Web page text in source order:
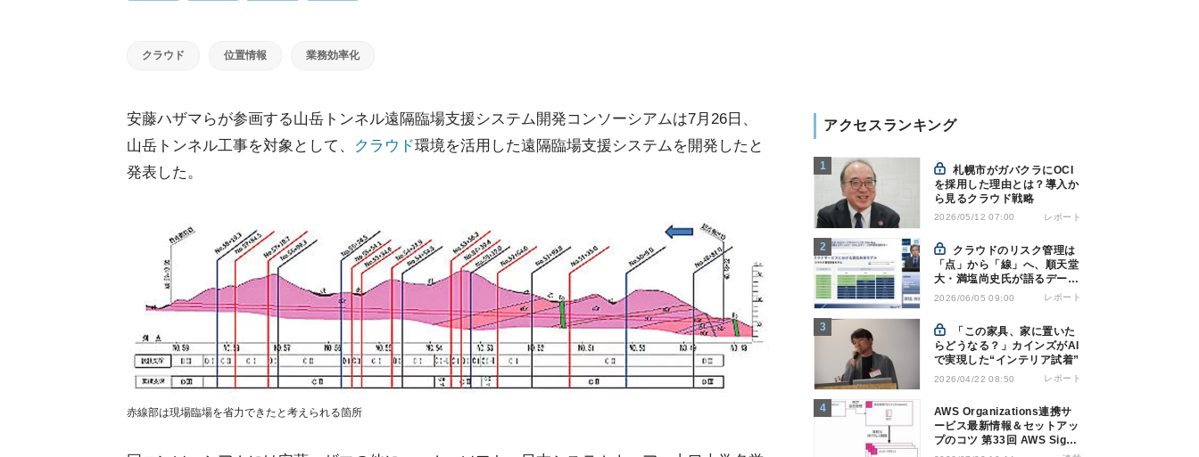
クラウド 位置情報 業務効率化
安藤ハザマらが参画する山岳トンネル遠隔臨場支援システム開発コンソーシアムは7月26日、
山岳トンネル工事を対象として、
クラウド環境を活用した遠隔臨場支援システムを開発したと
発表した。
赤線部は現場臨場を省力できたと考えられる箇所
アクセスランキング
札幌市がガバクラにOCI
を採用した理由とは？導入か
ら見るクラウド戦略
2026/05/12 07:00 レポート
「点」から「線」へ、順天堂
大・満塩尚史氏が語るデータ
駆動型ガバナンスへの移行
2026/06/05 09:00 レポート
らどうなる？」カインズがAI
で実現した“インテリア試着”
2026/04/22 08:50 レポート
AWS Organizations連携サ
ービス最新情報＆セットアッ
プのコツ 第33回 AWS Sign-